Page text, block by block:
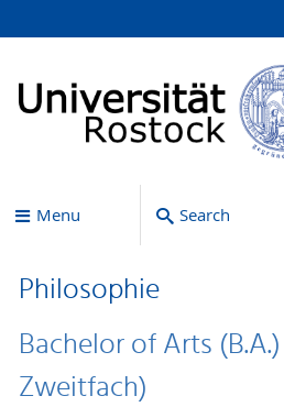
Menu Search
Philosophie
Bachelor of Arts
Zweitfach)